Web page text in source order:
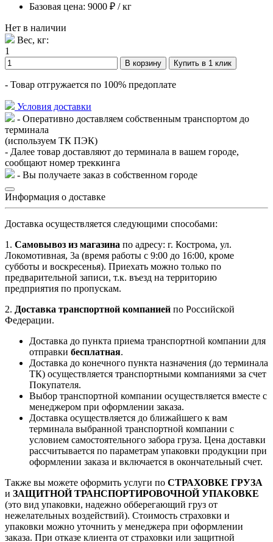
Базовая цена: 9000 ₽ / кг
Нет в наличии
Вес, кг:
1
В корзину Купить в 1 клик
- Товар отгружается по 100% предоплате
Условия доставки
- Оперативно доставляем собственным транспортом до
терминала
(используем ТК ПЭК)
- Далее товар доставляют до терминала в вашем городе,
сообщают номер треккинга
- Вы получаете заказ в собственном городе
Информация о доставке
Доставка осуществляется следующими способами:
1. Самовывоз из магазина по адресу: г. Кострома, ул.
Локомотивная, 3а (время работы с 9:00 до 16:00, кроме
субботы и воскресенья). Приехать можно только по
предварительной записи, т.к. въезд на территорию
предприятия по пропускам.
2. Доставка транспортной компанией по Российской
Федерации.
Доставка до пункта приема транспортной компании для
отправки бесплатная.
Доставка до конечного пункта назначения (до терминала
ТК) осуществляется транспортными компаниями за счет
Покупателя.
Выбор транспортной компании осуществляется вместе с
менеджером при оформлении заказа.
Доставка осуществляется до ближайшего к вам
терминала выбранной транспортной компании с
условием самостоятельного забора груза. Цена доставки
рассчитывается по параметрам упаковки продукции при
оформлении заказа и включается в окончательный счет.
Также вы можете оформить услуги по СТРАХОВКЕ ГРУЗА
и ЗАЩИТНОЙ ТРАНСПОРТИРОВОЧНОЙ УПАКОВКЕ
(это вид упаковки, надежно обберегающий груз от
нежелательных воздействий). Стоимость страховки и
упаковки можно уточнить у менеджера при оформлении
заказа. При отказе клиента от страховки или защитной